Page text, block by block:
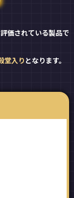
価されている製品で
堂入り となります。